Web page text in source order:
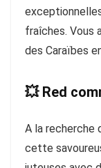
fraîches. Vous
des Caraïbes
💥 Red
A la recherche
cette